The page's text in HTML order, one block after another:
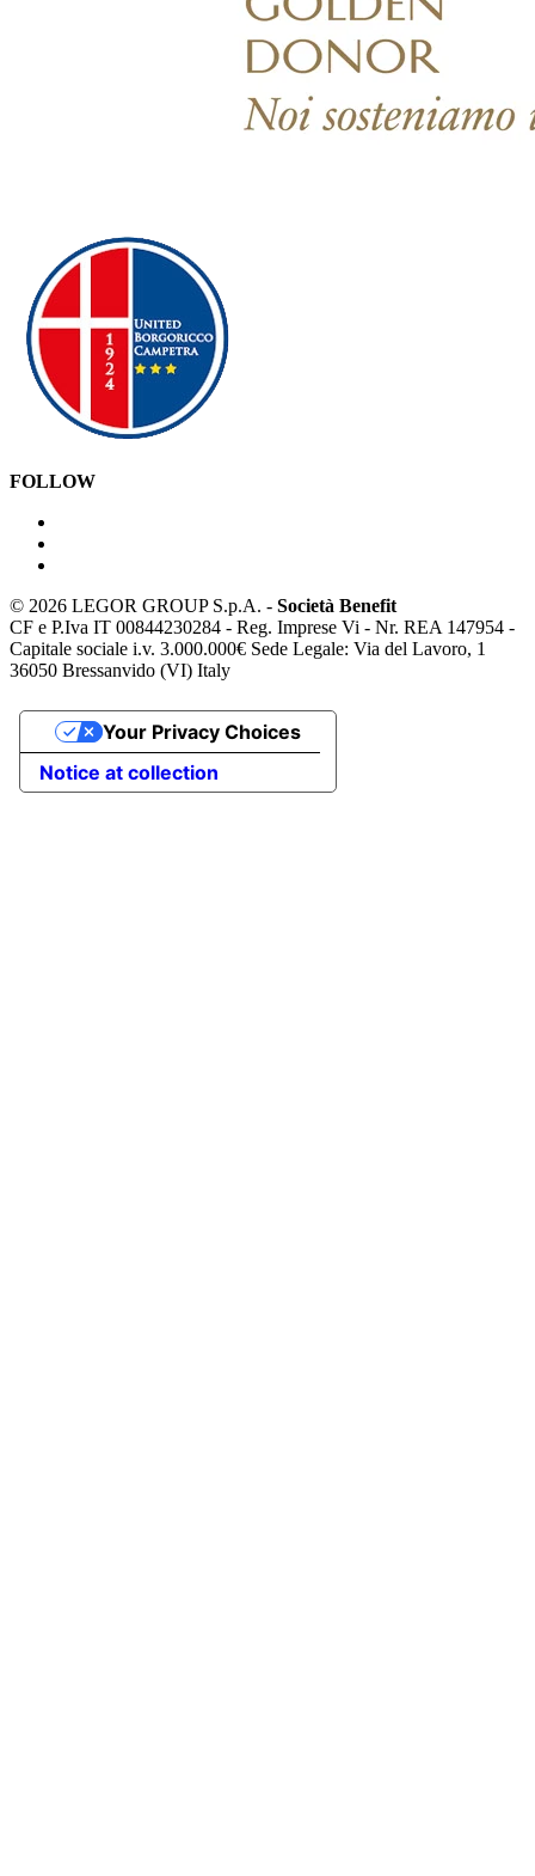
FOLLOW
© 2026 LEGOR GROUP S.p.A. - Società Benefit
CF e P.Iva IT 00844230284 - Reg. Imprese Vi - Nr. REA 147954 -
Capitale sociale i.v. 3.000.000€ Sede Legale: Via del Lavoro, 1
36050 Bressanvido (VI) Italy
Notice at collection
Your Privacy Choices